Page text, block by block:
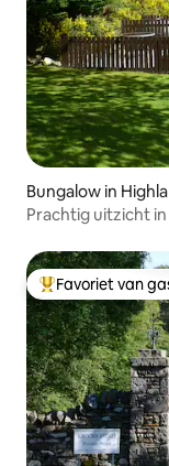
Bungalow in
Prachtig uitzicht
Topfavoriet van
Favoriet van